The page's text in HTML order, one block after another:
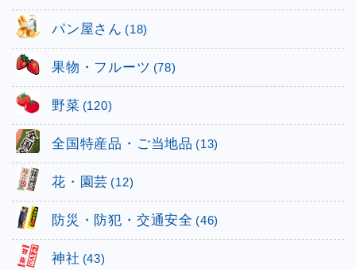
パン屋さん (18)
果物・フルーツ (78)
野菜 (120)
全国特産品・ご当地品 (13)
花・園芸 (12)
防災・防犯・交通安全 (46)
神社 (43)